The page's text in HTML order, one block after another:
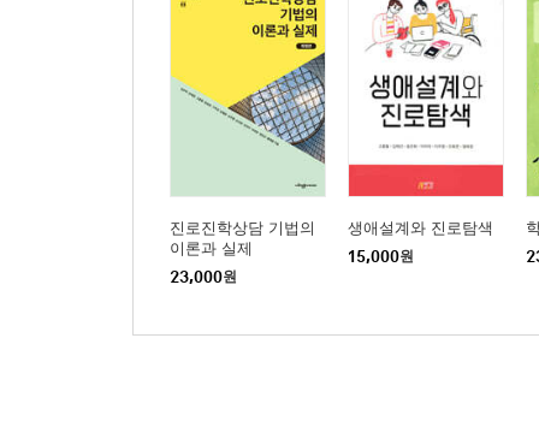
진로진학상담 기법의
이론과 실제
23,000원
생애설계와 진로탐색
15,000원